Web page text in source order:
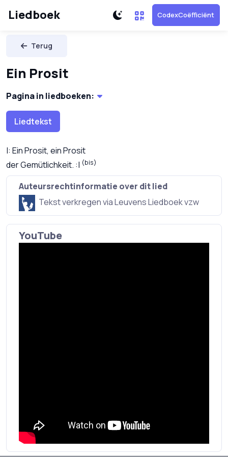
Liedboek CodexCoëfficiënt
Terug
Ein Prosit
Pagina in liedboeken:
Liedtekst
Ein Prosit, ein Prosit
der Gemütlichkeit.
(bis)
Auteursrechtinformatie over dit lied
Tekst verkregen via Leuvens Liedboek vzw
YouTube